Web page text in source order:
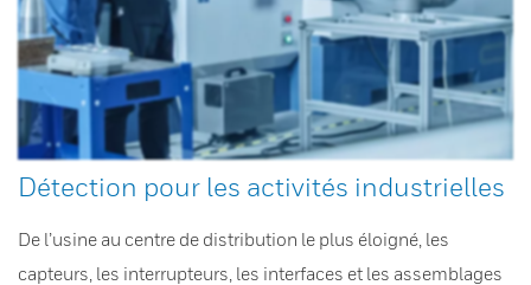
Détection pour les activités industrielles
De l’usine au centre de distribution le plus éloigné, les
capteurs, les interrupteurs, les interfaces et les assemblages